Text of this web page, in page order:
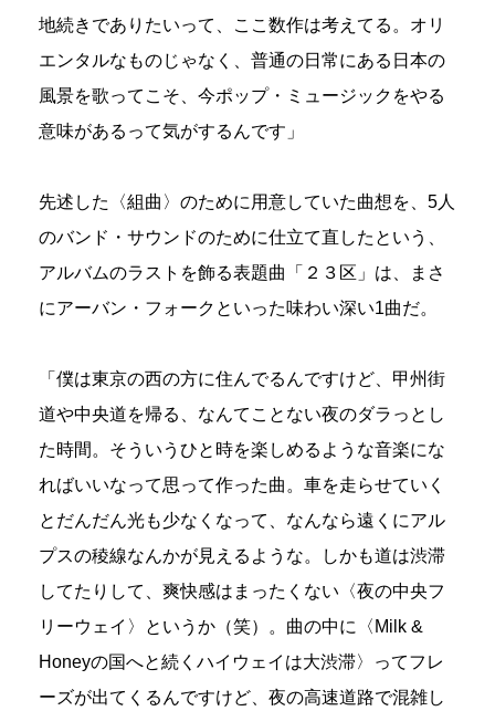
地続きでありたいって、ここ数作は考えてる。オリ
エンタルなものじゃなく、普通の日常にある日本の
風景を歌ってこそ、今ポップ・ミュージックをやる
意味があるって気がするんです」
先述した〈組曲〉のために用意していた曲想を、5人
のバンド・サウンドのために仕立て直したという、
アルバムのラストを飾る表題曲「２３区」は、まさ
にアーバン・フォークといった味わい深い1曲だ。
「僕は東京の西の方に住んでるんですけど、甲州街
道や中央道を帰る、なんてことない夜のダラっとし
た時間。そういうひと時を楽しめるような音楽にな
ればいいなって思って作った曲。車を走らせていく
とだんだん光も少なくなって、なんなら遠くにアル
プスの稜線なんかが見えるような。しかも道は渋滞
してたりして、爽快感はまったくない〈夜の中央フ
リーウェイ〉というか（笑）。曲の中に〈Milk &
Honeyの国へと続くハイウェイは大渋滞〉ってフレ
ーズが出てくるんですけど、夜の高速道路で混雑し